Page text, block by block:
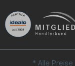
* Alle